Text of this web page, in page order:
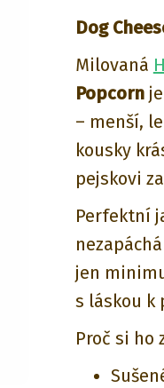
Dog
Milovaná
Popcornje
– menší,
kousky
pejskovi
Perfektní
jen
s láskou k
Proč si ho